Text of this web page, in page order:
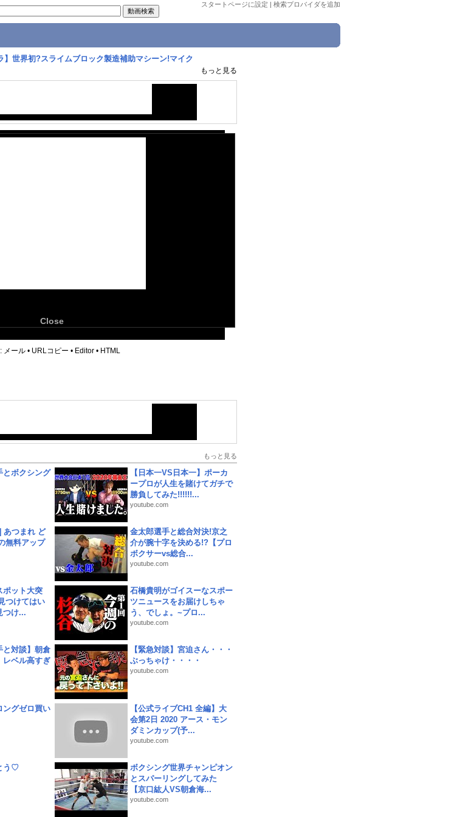
スタートページに設定 | 検索プロバイダを追加
】世界初?スライムブロック製造補助マシーン!マイク
もっと見る
Close
メール • URLコピー • Editor • HTML
もっと見る
とボクシング
【日本一VS日本一】ポーカ
ープロが人生を賭けてガチで
勝負してみた!!!!!!...
youtube.com
あつまれ ど
無料アップ
金太郎選手と総合対決!京之
介が腕十字を決める!?【プロ
ボクサーvs総合...
youtube.com
ポット大突
つけてはい
つけ...
石橋貴明がゴイスーなスポー
ツニュースをお届けしちゃ
う、でしょ。~プロ...
youtube.com
と対談】朝倉
レベル高すぎ
【緊急対談】宮迫さん・・・
ぶっちゃけ・・・・
youtube.com
ングゼロ買い
【公式ライブCH1 全編】大
会第2日 2020 アース・モン
ダミンカップ(予...
youtube.com
う♡
ボクシング世界チャンピオン
とスパーリングしてみた
【京口紘人VS朝倉海...
youtube.com